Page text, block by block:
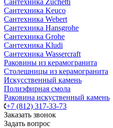
Сантехника Zuchetti
Сантехника Keuco
Сантехника Webert
Сантехника Hansgrohe
Сантехника Grohe
Сантехника Kludi
Сантехника Wassercraft
Раковины из керамогранита
Столешницы из керамогранита
Искусственный камень
Полиэфирная смола
Раковина искуственный камень
+7 (812) 317-33-73
Заказать звонок
Задать вопрос